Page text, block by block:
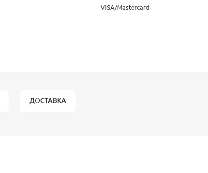
VISA/Mastercard
ДОСТАВКА